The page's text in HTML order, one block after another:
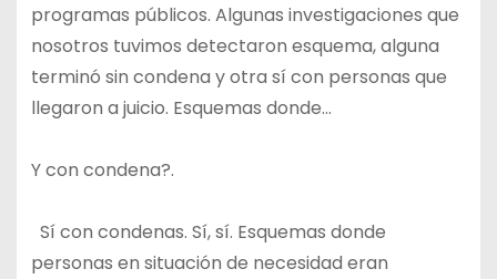
programas públicos. Algunas investigaciones que
nosotros tuvimos detectaron esquema, alguna
terminó sin condena y otra sí con personas que
llegaron a juicio. Esquemas donde…
Y con condena?.
Sí con condenas. Sí, sí. Esquemas donde
personas en situación de necesidad eran